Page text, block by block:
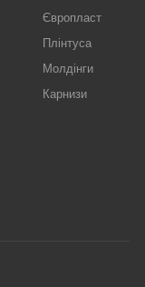
Європласт
Плінтуса
Молдінги
Карнизи